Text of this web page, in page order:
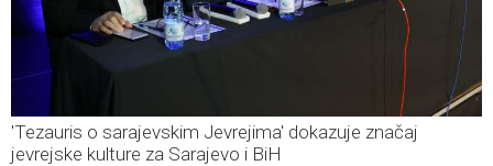
'Tezauris o sarajevskim Jevrejima' dokazuje značaj
jevrejske kulture za Sarajevo i BiH